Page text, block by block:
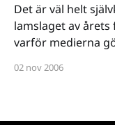
Det är väl helt
lamslaget av
varför medierna
någon
02 nov 2006